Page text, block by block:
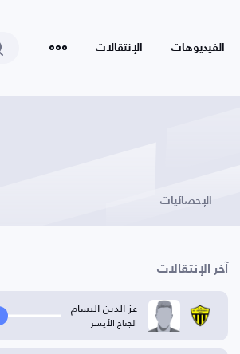
الفيديوهات الإنتقالات
الإحصائيات
آخر الإنتقالات
عز الدين البسام
الجناح الأيسر